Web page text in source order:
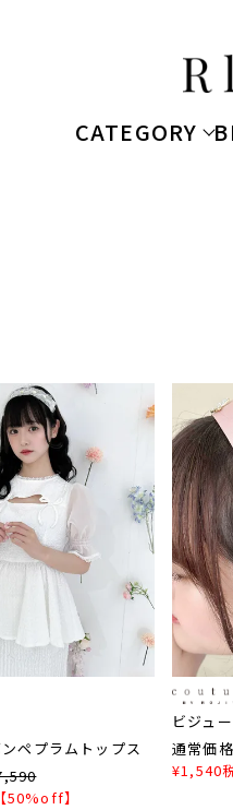
CATEGORY
ペプラムトップス
【50%off】
ビジュ
通常価
¥1,540